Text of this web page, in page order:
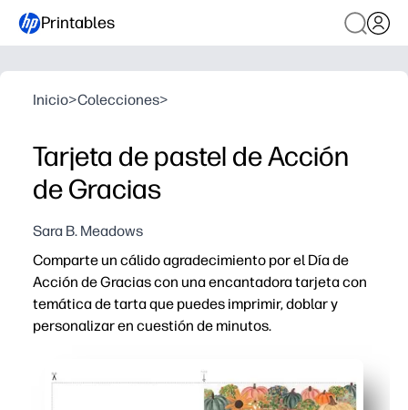
Printables
Inicio>Colecciones>
Tarjeta de pastel de Acción
de Gracias
Sara B. Meadows
Comparte un cálido agradecimiento por el Día de
Acción de Gracias con una encantadora tarjeta con
temática de tarta que puedes imprimir, doblar y
personalizar en cuestión de minutos.
Comodidad sin necesidad de preparación:
Compromiso apto para niños: invite a los niños a